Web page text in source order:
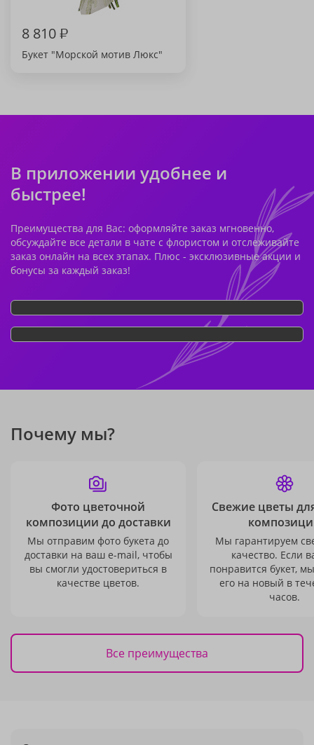
8 810₽
Букет "Морской мотив Люкс"
В приложении удобнее и
быстрее!
Преимущества для Вас: оформляйте заказ мгновенно,
обсуждайте все детали в чате с флористом и отслеживайте
заказ онлайн на всех этапах. Плюс - эксклюзивные акции и
бонусы за каждый заказ!
Почему мы?
Фото цветочной
композиции до доставки
Мы отправим фото букета до
доставки на ваш e-mail, чтобы
вы смогли удостовериться в
качестве цветов.
Свежие цветы
Мы гарантируем
качество. Если
понравится букет,
его на новый в
часов.
Все преимущества